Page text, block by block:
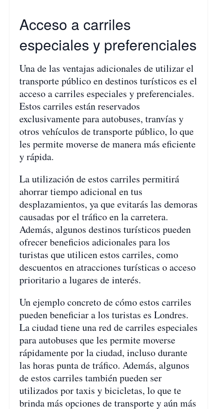
Acceso a carriles
especiales y preferenciales
Una de las ventajas adicionales de utilizar el
transporte público en destinos turísticos es el
acceso a carriles especiales y preferenciales.
Estos carriles están reservados
exclusivamente para autobuses, tranvías y
otros vehículos de transporte público, lo que
les permite moverse de manera más eficiente
y rápida.
La utilización de estos carriles permitirá
ahorrar tiempo adicional en tus
desplazamientos, ya que evitarás las demoras
causadas por el tráfico en la carretera.
Además, algunos destinos turísticos pueden
ofrecer beneficios adicionales para los
turistas que utilicen estos carriles, como
descuentos en atracciones turísticas o acceso
prioritario a lugares de interés.
Un ejemplo concreto de cómo estos carriles
pueden beneficiar a los turistas es Londres.
La ciudad tiene una red de carriles especiales
para autobuses que les permite moverse
rápidamente por la ciudad, incluso durante
las horas punta de tráfico. Además, algunos
de estos carriles también pueden ser
utilizados por taxis y bicicletas, lo que te
brinda más opciones de transporte y aún más